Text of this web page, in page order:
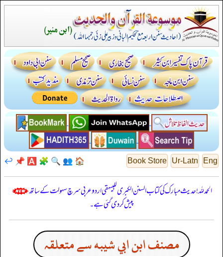
Eng
Ur-Latn
Book Store
🏠
👥
🔍
🧩
🅰️
📌
↩️
الحمدللہ! حدیث مبارک کی کتاب السنن الكبرى للبيهقي اردو عربی سرچ سہولت کے ساتھ
پیش کر دی گئی ہے۔
مصنف ابن ابي شيبه سے متعلقہ